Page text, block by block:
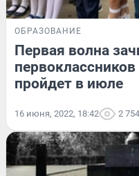
ОБРАЗОВАНИЕ
Первая волна
пройдет в июле
16 июня, 2022, 18:42 2 754